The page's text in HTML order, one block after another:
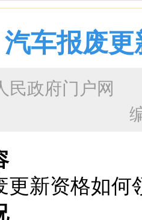
汽车报废
民政府门户
更新资格如何